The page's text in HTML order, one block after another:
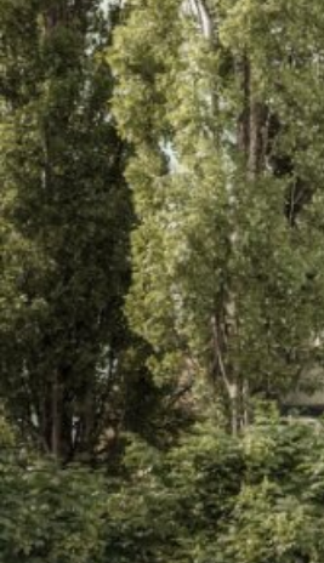
Zeitlose Ästhetik trifft
Das besondere
Jede Wohnung punktet
praktischen
Großzügige
freundliche
sorgt für eine klare
moderne Ausstattung
Einlagerungsräumefür
runden das Bild ab –
fürurbanes Lebenin
Komfort, hoher
morgen.So fühlt sich